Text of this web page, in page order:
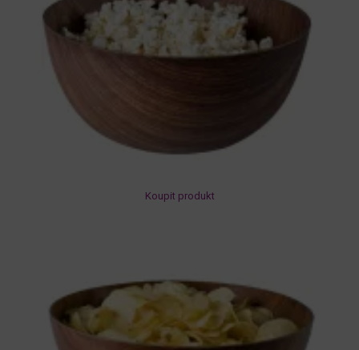
Koupit produkt